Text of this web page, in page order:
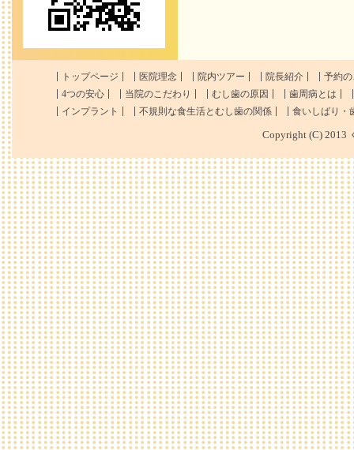
トップページ 医院理念 院内ツアー 院長紹介
予約
4つの安心
当院のこだわり むし歯の原因
歯周病とは
インプラント
不規則な食生活とむし歯の関係 食いしばり・
Copyright (C) 2013